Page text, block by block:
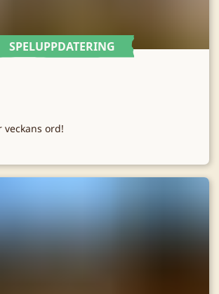
SPELUPPDATERING
veckans ord!